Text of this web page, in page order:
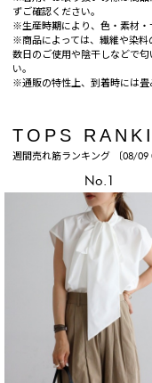
ずご確認ください。
※生産時期により、色・素材・
※商品によっては、繊維や染料
数日のご使用や陰干しなどで
い。
※通販の特性上、到着時には畳
TOPS
週間売れ筋ランキング 〔08/09
No.1